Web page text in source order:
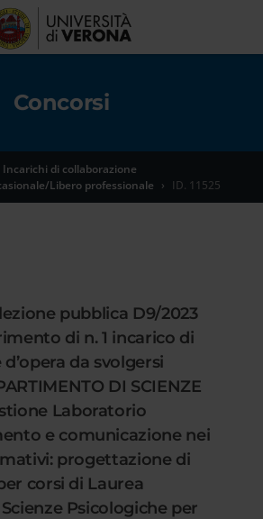
Concorsi
Incarichi di collaborazione
Libero professionale
ID. 11525
pubblica D9/2023
di n. 1 incarico di
da svolgersi
DI SCIENZE
Laboratorio
e comunicazione nei
progettazione di
corsi di Laurea
Psicologiche per